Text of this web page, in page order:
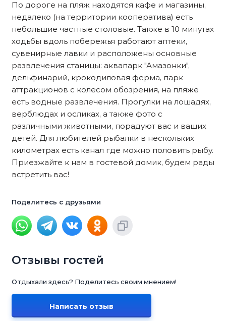
По дороге на пляж находятся кафе и магазины,
недалеко (на территории кооператива) есть
небольшие частные столовые. Также в 10 минутах
ходьбы вдоль побережья работают аптеки,
сувенирные лавки и расположены основные
развлечения станицы: аквапарк "Амазонки",
дельфинарий, крокодиловая ферма, парк
аттракционов с колесом обозрения, на пляже
есть водные развлечения. Прогулки на лошадях,
верблюдах и осликах, а также фото с
различными животными, порадуют вас и ваших
детей. Для любителей рыбалки в нескольких
километрах есть канал где можно половить рыбу.
Приезжайте к нам в гостевой домик, будем рады
встретить вас!
Поделитесь с друзьями
Отзывы гостей
Отдыхали здесь? Поделитесь своим мнением!
Написать отзыв